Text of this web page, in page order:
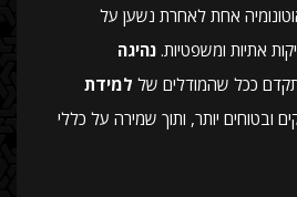
אחת לאחרת נשען על
אתיות ומשפטיות.נהיגה
ככל שהמודלים של למידת
ובטוחים יותר, ותוך שמירה על כללי